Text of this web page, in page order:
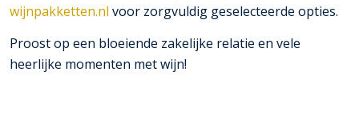
wijnpakketten.nl voor zorgvuldig geselecteerde opties.
Proost op een bloeiende zakelijke relatie en vele
heerlijke momenten met wijn!